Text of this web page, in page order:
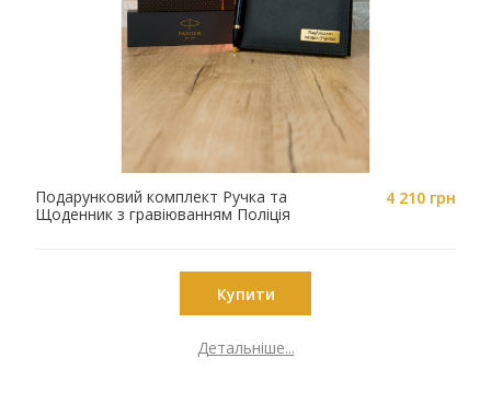
Подарунковий комплект Ручка та
Щоденник з гравіюванням Поліція
4 210 грн
Купити
Детальніше...